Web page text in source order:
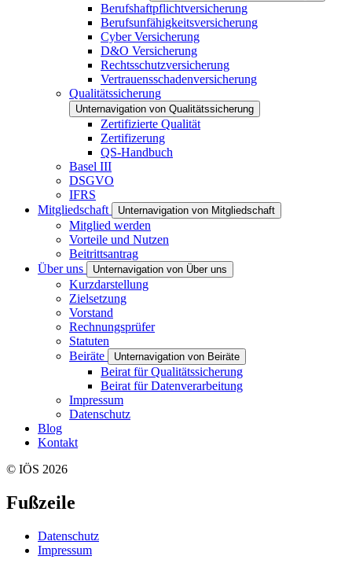
Berufshaftpflichtversicherung
Berufsunfähigkeitsversicherung
Cyber Versicherung
D&O Versicherung
Rechtsschutzversicherung
Vertrauensschadenversicherung
Qualitätssicherung
Unternavigation von Qualitätssicherung
Zertifizierte Qualität
Zertifizerung
QS-Handbuch
Basel III
DSGVO
IFRS
Mitgliedschaft
Unternavigation von Mitgliedschaft
Mitglied werden
Vorteile und Nutzen
Beitrittsantrag
Über uns
Unternavigation von Über uns
Kurzdarstellung
Zielsetzung
Vorstand
Rechnungsprüfer
Statuten
Beiräte
Unternavigation von Beiräte
Beirat für Qualitätssicherung
Beirat für Datenverarbeitung
Impressum
Datenschutz
Blog
Kontakt
© IÖS 2026
Fußzeile
Datenschutz
Impressum